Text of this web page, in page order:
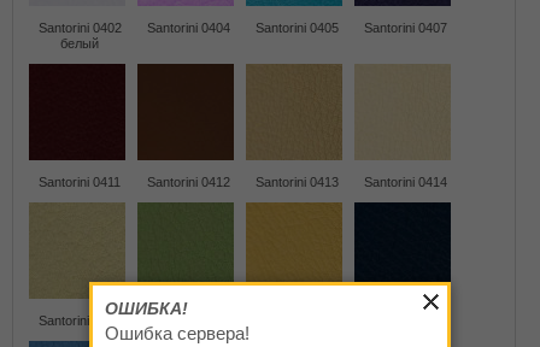
Santorini 0402
белый
Santorini 0404 Santorini 0405 Santorini 0407
Santorini 0411 Santorini 0412 Santorini 0413 Santorini 0414
Santorini 0415
ОШИБКА!
Ошибка сервера!